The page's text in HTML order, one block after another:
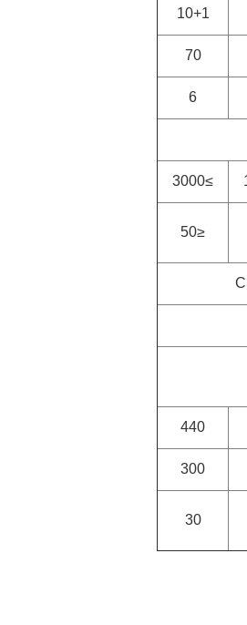
10+1
70
6
≥3000
≤50
440
300
30